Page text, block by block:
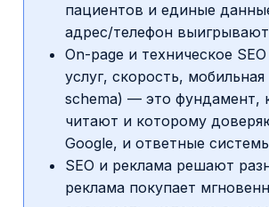
пациентов и единые
адрес/телефон выигрывают
On-page и техническое
услуг, скорость, мобильная
schema) — это фундамент,
читают и которому
Google, и ответные
SEO и реклама решают
реклама покупает